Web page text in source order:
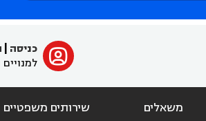
ﱐ כניסה
משאלים שירותים משפטיים